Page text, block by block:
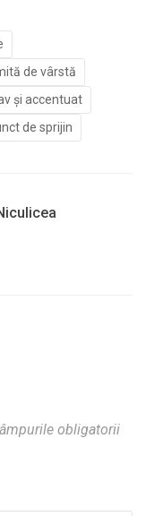
de vârstă
și accentuat
de sprijin
obligatorii